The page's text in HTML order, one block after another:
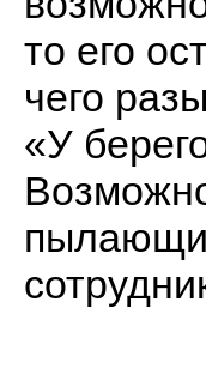
то его
чего
«У